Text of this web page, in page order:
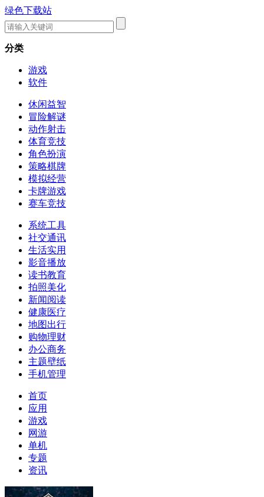
绿色下载站
分类
游戏
软件
休闲益智
冒险解谜
动作射击
体育竞技
角色扮演
策略棋牌
模拟经营
卡牌游戏
赛车竞技
系统工具
社交通讯
生活实用
影音播放
读书教育
拍照美化
新闻阅读
健康医疗
地图出行
购物理财
办公商务
主题壁纸
手机管理
首页
应用
游戏
网游
单机
专题
资讯